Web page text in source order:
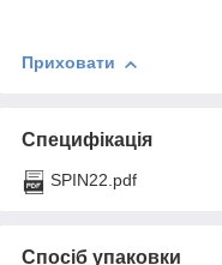
Приховати
Специфікація
SPIN22.pdf
Спосіб упаковки